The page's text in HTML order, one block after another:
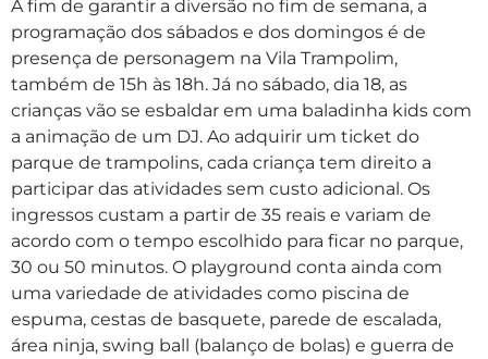
A fim de garantir a diversão no fim de semana, a
programação dos sábados e dos domingos é de
presença de personagem na Vila Trampolim,
também de 15h às 18h. Já no sábado, dia 18, as
crianças vão se esbaldar em uma baladinha kids com
a animação de um DJ. Ao adquirir um ticket do
parque de trampolins, cada criança tem direito a
participar das atividades sem custo adicional. Os
ingressos custam a partir de 35 reais e variam de
acordo com o tempo escolhido para ficar no parque,
30 ou 50 minutos. O playground conta ainda com
uma variedade de atividades como piscina de
espuma, cestas de basquete, parede de escalada,
área ninja, swing ball (balanço de bolas) e guerra de